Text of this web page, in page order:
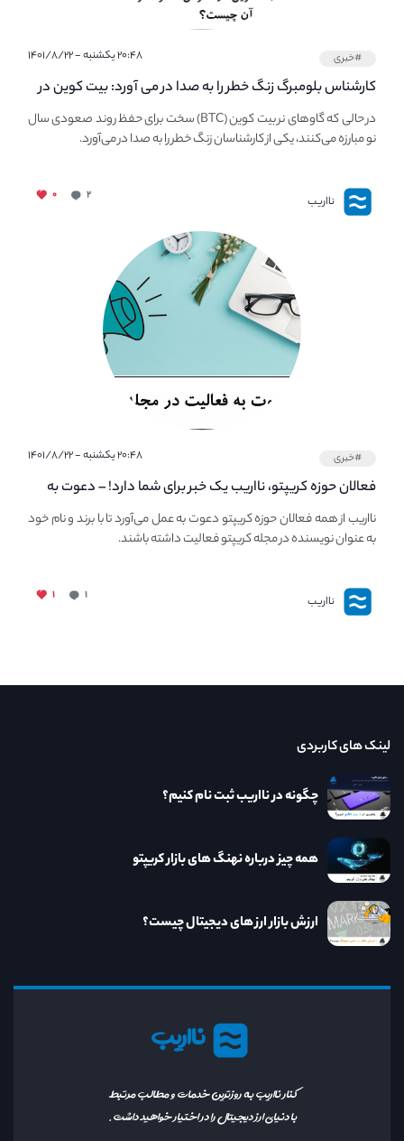
#خبری ۲۰:۴۸ یکشنبه - ۱۴۰۱/۸/۲۲
کارشناس بلومبرگ زنگ خطر را به صدا در می آورد: بیت کوین در
معرض خطر سقوط بزرگ است - دلیل آن چیست؟در حالی که گاوهای نر بیت کوین (BTC) سخت برای حفظ روند صعودی سال
نو مبارزه می‌کنند، یکی از کارشناسان زنگ خطر را به صدا در می‌آورد.
نااریب ۲ ۰
#خبری ۲۰:۴۸ یکشنبه - ۱۴۰۱/۸/۲۲
فعالان حوزه کریپتو، نااریب یک خبر برای شما دارد! – دعوت به
فعالیت در مجله کریپتو
نااریب از همه فعالان حوزه کریپتو دعوت به عمل می‌آورد تا با برند و نام خود
به عنوان نویسنده در مجله کریپتو فعالیت داشته باشند.
نااریب ۱ ۱
نااریب
کنار نااریب به روزترین خدمات و مطالب مرتبط
با دنیای ارز دیجیتال را در اختیار خواهید داشت.
لینک های کاربردی
چگونه در نااریب ثبت نام کنیم؟
همه چیز درباره نهنگ های بازار کریپتو
ارزش بازار ارز های دیجیتال چیست؟